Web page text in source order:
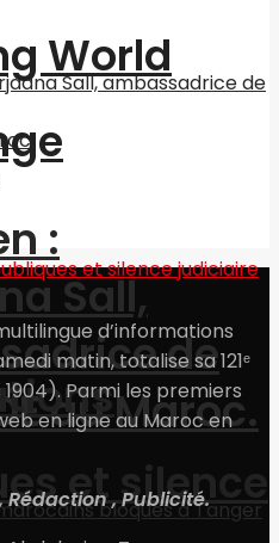
:
Sall,
de
au Maroc.
World
et silence
d’informations
matin, totalise sa 121ᵉ
Parmi les premiers
en ligne au Maroc en
, Publicité.